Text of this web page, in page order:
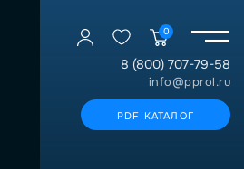
0
8 (800) 707-79-58
info@pprol.ru
PDF КАТАЛОГ